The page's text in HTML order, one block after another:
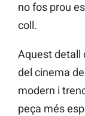
no fos prou
coll.
Aquest detall
del cinema
modern i
peça més